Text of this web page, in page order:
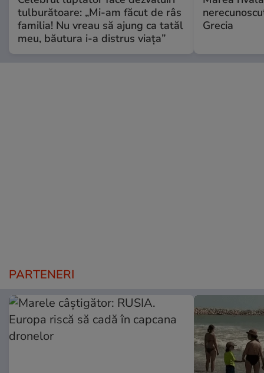
tulburătoare: „Mi-am făcut de râs
familia! Nu vreau să ajung ca tatăl
meu, băutura i-a distrus viața”
Grecia
PARTENERI